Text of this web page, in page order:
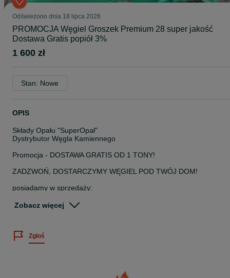
Odświeżono dnia 18 lipca 2026
PROMOCJA Węgiel Groszek Premium 28 super jakość
Dostawa Gratis popiół 3%
1 600 zł
Stan: Nowe
OPIS
Składy Opału "SuperOpał"
Dystrybutor Węgla Kamiennego
Promocja - DOSTAWA GRATIS OD 1 TONY!
ZADZWOŃ, DOSTARCZYMY WĘGIEL POD TWÓJ DOM!
posiadamy w sprzedaży:
100% Węgiel Kamienny
Dostarczamy w okolice miejscowości:
* Namysłów Bralin Kępno Mroczeń Rychtal Wołczyn Pokój Lubsza
Zobacz więcej
Zgłoś